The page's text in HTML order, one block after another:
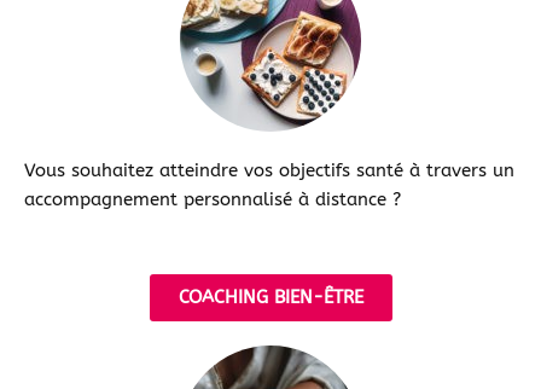
Vous souhaitez atteindre vos objectifs santé à travers un
accompagnement personnalisé à distance ?
COACHING BIEN-ÊTRE